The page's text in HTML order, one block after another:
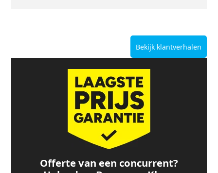
Bekijk klantverhalen
Offerte van een concurrent?